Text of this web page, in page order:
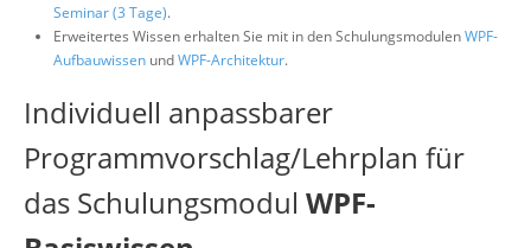
Seminar (3 Tage).
Erweitertes Wissen erhalten Sie mit in den SchulungsmodulenWPF-
Aufbauwissen undWPF-Architektur.
Individuell anpassbarer
Programmvorschlag/Lehrplan für
das Schulungsmodul WPF-